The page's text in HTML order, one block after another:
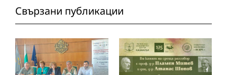
Свързани публикации